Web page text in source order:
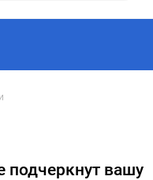
подчеркнут вашу